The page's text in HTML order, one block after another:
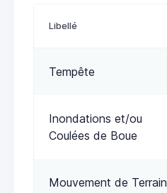
Libellé
Tempête
Inondations et/ou
Coulées de Boue
Mouvement de Terrain